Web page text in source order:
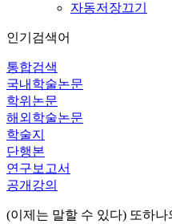
자동저장끄기
인기검색어
통합검색
국내학술논문
학위논문
해외학술논문
학술지
단행본
연구보고서
공개강의
(이제는 말할 수 있다) 또하